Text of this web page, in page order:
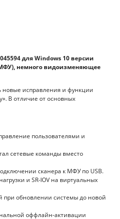
для Windows 10 версии
немного видоизменяющее
новые исправления и функции
В отличие от основных
пользователями и
сетевые команды вместо
сканера к МФУ по USB.
и SR-IOV на виртуальных
при обновлении системы до новой
оффлайн-активации